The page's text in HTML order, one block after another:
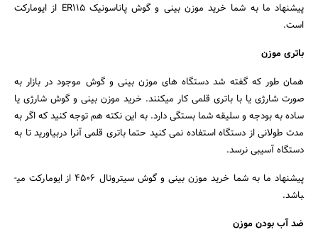
پیشنهاد ما به شما خرید موزن بینی و گوش پاناسونیک ER115 از ایومارکت
است.
باتری موزن
همان طور که گفته شد دستگاه­ های موزن بینی و گوش موجود در بازار به
صورت شارژی یا با باتری قلمی کار می­کنند. خرید موزن بینی و گوش شارژی یا
ساده به بودجه و سلیقه شما بستگی دارد. به این نکته هم توجه کنید که اگر به
مدت طولانی از دستگاه استفاده نمی­ کنید حتما باتری قلمی آنرا دربیاورید تا به
دستگاه آسیبی نرسد.
پیشنهاد ما به شما خرید موزن بینی و گوش سیترونال 4506 از ایومارکت می­
باشد.
ضد آب بودن موزن